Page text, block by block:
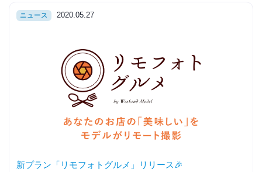
ニュース 2020.05.27
新プラン「リモフォトグルメ」リリース🎉